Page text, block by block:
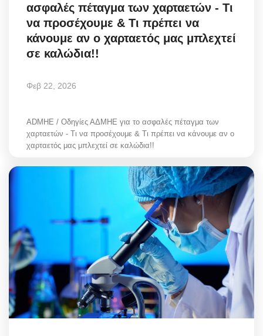
ασφαλές πέταγμα των χαρταετών - Τι
να προσέχουμε & Τι πρέπει να
κάνουμε αν ο χαρταετός μας μπλεχτεί
σε καλώδια!!
Φεβ 22, 2026
ADMHE / Οδηγίες ΑΔΜΗΕ για το ασφαλές πέταγμα των
χαρταετών - Τι να προσέχουμε & Τι πρέπει να κάνουμε αν ο
χαρταετός μας μπλεχτεί σε καλώδια!!